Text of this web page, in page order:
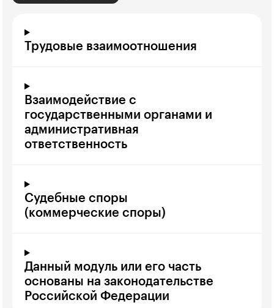
Трудовые взаимоотношения
Взаимодействие с
государственными органами и
административная
ответственность
Судебные споры
(коммерческие споры)
Данный модуль или его часть
основаны на законодательстве
Российской Федерации